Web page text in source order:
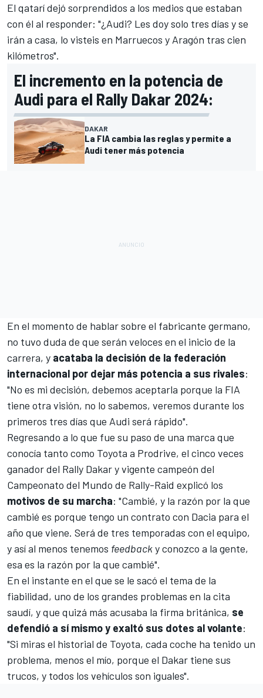
El qatarí dejó sorprendidos a los medios que estaban
con él al responder: "¿Audi? Les doy solo tres días y se
irán a casa, lo visteis en Marruecos y Aragón tras cien
kilómetros".
El incremento en la potencia de
Audi para el Rally Dakar 2024:
DAKAR
La FIA cambia las reglas y permite a
Audi tener más potencia
En el momento de hablar sobre el fabricante germano,
no tuvo duda de que serán veloces en el inicio de la
carrera, y acataba la decisión de la federación
internacional por dejar más potencia a sus rivales:
"No es mi decisión, debemos aceptarla porque la FIA
tiene otra visión, no lo sabemos, veremos durante los
primeros tres días que Audi será rápido".
Regresando a lo que fue su paso de una marca que
conocía tanto como Toyota a Prodrive, el cinco veces
ganador del Rally Dakary vigente campeón del
Campeonato del Mundo de Rally-Raid explicó los
motivos de su marcha: "Cambié, y la razón por la que
cambié es porque tengo un contrato con Dacia para el
año que viene. Será de tres temporadas con el equipo,
y así al menos tenemos feedbacky conozco a la gente,
esa es la razón por la que cambié".
En el instante en el que se le sacó el tema de la
fiabilidad, uno de los grandes problemas en la cita
saudí, y que quizá más acusaba la firma británica, se
defendió a sí mismo y exaltó sus dotes al volante:
"Si miras el historial de Toyota, cada coche ha tenido un
problema, menos el mío, porque el Dakar tiene sus
trucos, y todos los vehículos son iguales".